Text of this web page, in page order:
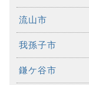
流山市
我孫子市
鎌ケ谷市